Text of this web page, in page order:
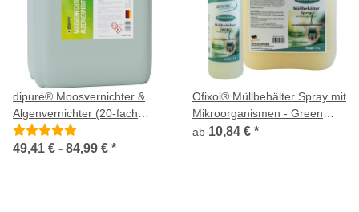
dipure® Moosvernichter &
Algenvernichter (20-fach
Konzentrat)
49,41 € - 84,99 € *
Ofixol® Müllbehälter Spray mit
Mikroorganismen - Green
Line
ab 10,84 € *